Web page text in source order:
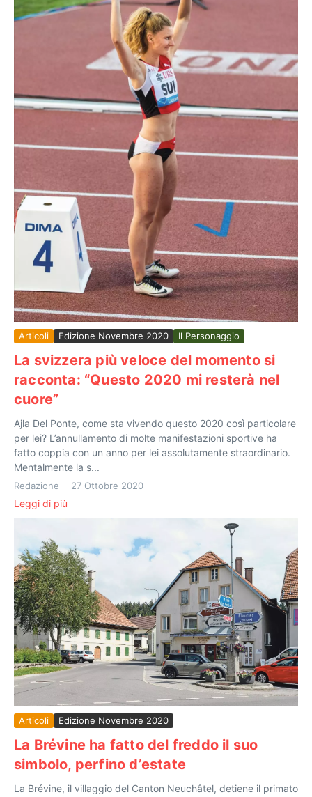
Articoli Edizione Novembre 2020 Il Personaggio
La svizzera più veloce del momento si
racconta: “Questo 2020 mi resterà nel
cuore”
Ajla Del Ponte, come sta vivendo questo 2020 così particolare
per lei? L’annullamento di molte manifestazioni sportive ha
fatto coppia con un anno per lei assolutamente straordinario.
Mentalmente la s...
Redazione 27 Ottobre 2020
Leggi di più
Articoli Edizione Novembre 2020
La Brévine ha fatto del freddo il suo
simbolo, perfino d’estate
La Brévine, il villaggio del Canton Neuchâtel, detiene il primato